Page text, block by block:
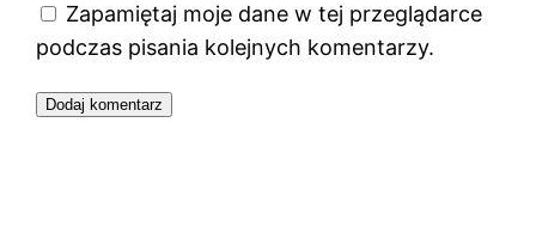
Zapamiętaj moje dane w tej przeglądarce
podczas pisania kolejnych komentarzy.